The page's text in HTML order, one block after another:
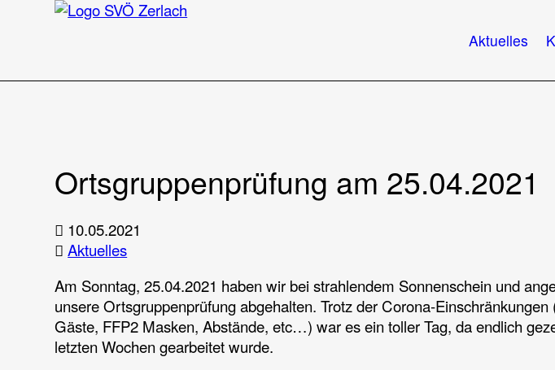
Aktuelles
Ortsgruppenprüfung am 25.04.2021
10.05.2021
Aktuelles
Am Sonntag, 25.04.2021 haben wir bei strahlendem Sonnenschein und
unsere Ortsgruppenprüfung abgehalten. Trotz der Corona-
Gäste, FFP2 Masken, Abstände, etc…) war es ein toller Tag, da endlich
letzten Wochen gearbeitet wurde.